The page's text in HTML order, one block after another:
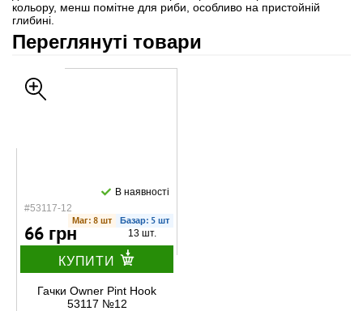
кольору, менш помітне для риби, особливо на пристойній
глибині.
Переглянуті товари
#53117-12
В наявності
Маг: 8 шт Базар: 5 шт
66 грн 13 шт.
КУПИТИ
Гачки Owner Pint Hook
53117 №12